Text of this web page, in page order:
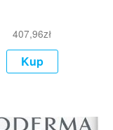
407,96zł
Kup